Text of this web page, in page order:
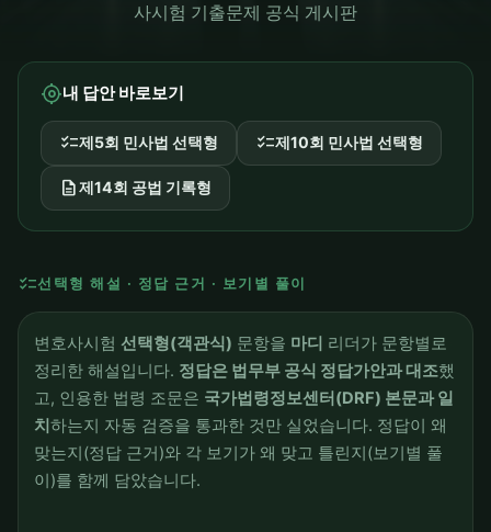
사시험 기출문제 공식 게시판
my_location내 답안 바로보기
checklist제5회 민사법 선택형 checklist제10회 민사법 선택형
description제14회 공법 기록형
checklist선택형 해설 · 정답 근거 · 보기별 풀이
변호사시험 선택형(객관식) 문항을 마디 리더가 문항별로
정리한 해설입니다. 정답은 법무부 공식 정답가안과 대조했
고, 인용한 법령 조문은 국가법령정보센터(DRF) 본문과 일
치하는지 자동 검증을 통과한 것만 실었습니다. 정답이 왜
맞는지(정답 근거)와 각 보기가 왜 맞고 틀린지(보기별 풀
이)를 함께 담았습니다.